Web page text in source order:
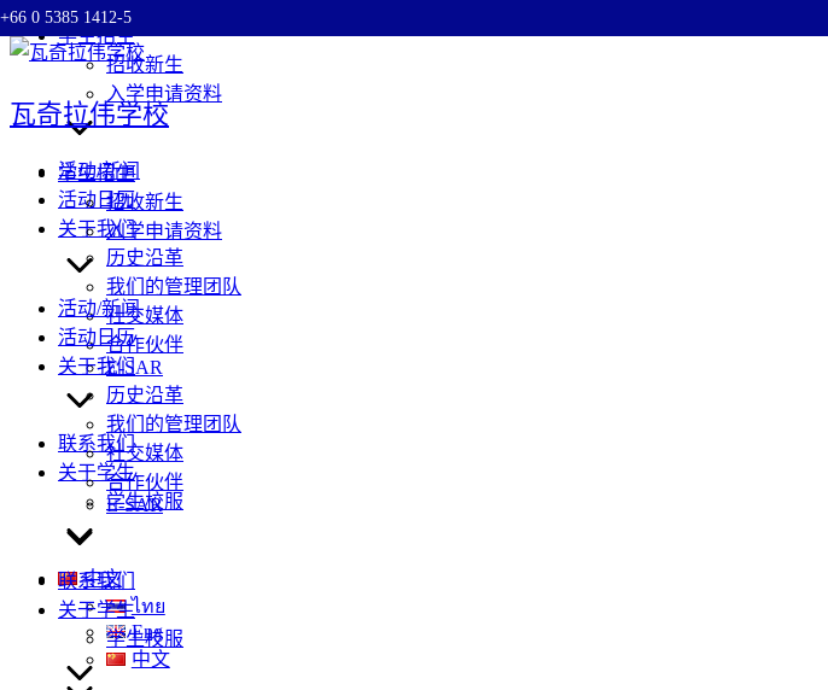
Skip
to
+66 0 5385 1412-5
瓦奇拉伟学校
学生招生
招收新生
入学申请资料
活动/新闻
活动日历
关于我们
历史沿革
我们的管理团队
社交媒体
合作伙伴
E-SAR
联系我们
关于学生
学生校服
学生招生
招收新生
入学申请资料
活动/新闻
活动日历
关于我们
历史沿革
我们的管理团队
社交媒体
合作伙伴
E-SAR
联系我们
关于学生
学生校服
中文
ไทย
Eng
中文